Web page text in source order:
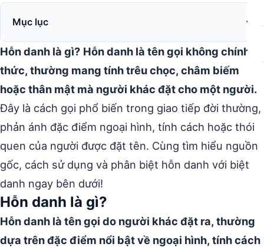
Mục lục
Hỗn danh là gì? Hỗn danh là tên gọi không chính
thức, thường mang tính trêu chọc, châm biếm
hoặc thân mật mà người khác đặt cho một người.
Đây là cách gọi phổ biến trong giao tiếp đời thường,
phản ánh đặc điểm ngoại hình, tính cách hoặc thói
quen của người được đặt tên. Cùng tìm hiểu nguồn
gốc, cách sử dụng và phân biệt hỗn danh với biệt
danh ngay bên dưới!
Hỗn danh là gì?
Hỗn danh là tên gọi do người khác đặt ra, thường
dựa trên đặc điểm nổi bật về ngoại hình, tính cách